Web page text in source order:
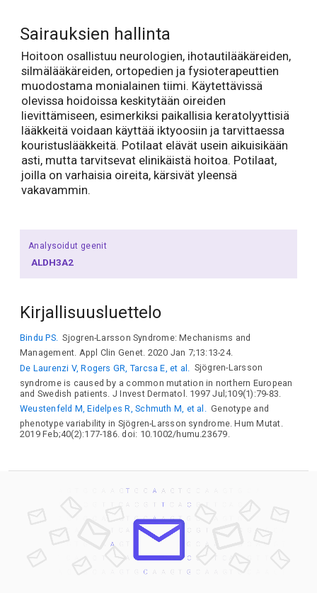
Sairauksien hallinta
Hoitoon osallistuu neurologien, ihotautilääkäreiden,
silmälääkäreiden, ortopedien ja fysioterapeuttien
muodostama monialainen tiimi. Käytettävissä
olevissa hoidoissa keskitytään oireiden
lievittämiseen, esimerkiksi paikallisia keratolyyttisiä
lääkkeitä voidaan käyttää iktyoosiin ja tarvittaessa
kouristuslääkkeitä. Potilaat elävät usein aikuisikään
asti, mutta tarvitsevat elinikäistä hoitoa. Potilaat,
joilla on varhaisia oireita, kärsivät yleensä
vakavammin.
Analysoidut geenit
ALDH3A2
Kirjallisuusluettelo
Bindu PS. Sjogren-Larsson Syndrome: Mechanisms and
Management. Appl Clin Genet. 2020 Jan 7;13:13-24.
De Laurenzi V, Rogers GR, Tarcsa E, et al.
Sjögren-Larsson
syndrome is caused by a common mutation in northern European
and Swedish patients. J Invest Dermatol. 1997 Jul;109(1):79-83.
Weustenfeld M, Eidelpes R, Schmuth M, et al. Genotype and
phenotype variability in Sjögren-Larsson syndrome. Hum Mutat.
2019 Feb;40(2):177-186. doi: 10.1002/humu.23679.